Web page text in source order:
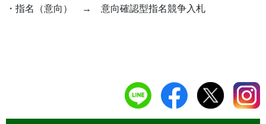
・指名（意向） → 意向確認型指名競争入札